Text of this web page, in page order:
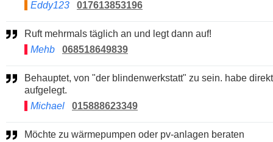
Eddy123
017613853196
Ruft mehrmals täglich an und legt dann auf!
Mehb
068518649839
Behauptet, von "der blindenwerkstatt" zu sein. habe direkt
aufgelegt.
Michael
015888623349
Möchte zu wärmepumpen oder pv-anlagen beraten